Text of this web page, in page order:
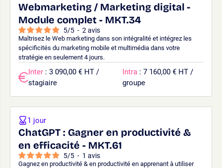
Webmarketing / Marketing digital -
Module complet - MKT.34
5/5 - 2 avis
Maîtrisez le Web marketing dans son intégralité et intégrez les
spécificités du marketing mobile et multimédia dans votre
stratégie en seulement 4 jours.
Inter : 3 090,00 € HT /
stagiaire
Intra : 7 160,00 € HT /
groupe
ChatGPT : Gagner en productivité &
en efficacité - MKT.61
5/5 - 1 avis
Gagnez en productivité & en productivité en apprenant à utiliser
1 jour